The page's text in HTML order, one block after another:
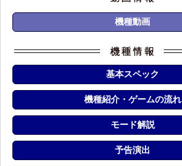
機種動画
基本スペック
機種紹介・ゲームの流れ
モード解説
予告演出